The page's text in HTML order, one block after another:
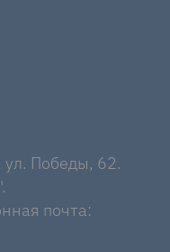
Победы, 62.
почта: